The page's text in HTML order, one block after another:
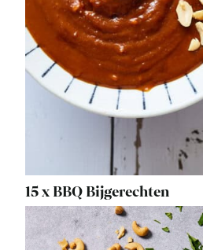
15 x BBQ Bijgerechten